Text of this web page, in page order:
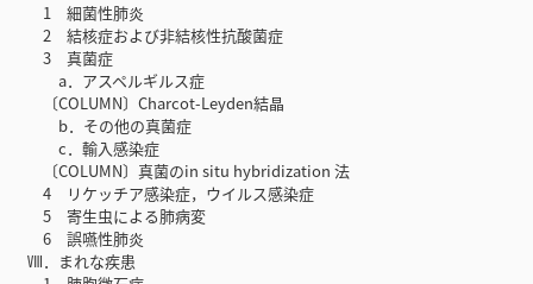
1 細菌性肺炎
2 結核症および非結核性抗酸菌症
3 真菌症
a．アスペルギルス症
〔COLUMN〕Charcot-Leyden結晶
b．その他の真菌症
c．輸入感染症
〔COLUMN〕真菌のin situ hybridization 法
4 リケッチア感染症，ウイルス感染症
5 寄生虫による肺病変
6 誤嚥性肺炎
Ⅷ．まれな疾患